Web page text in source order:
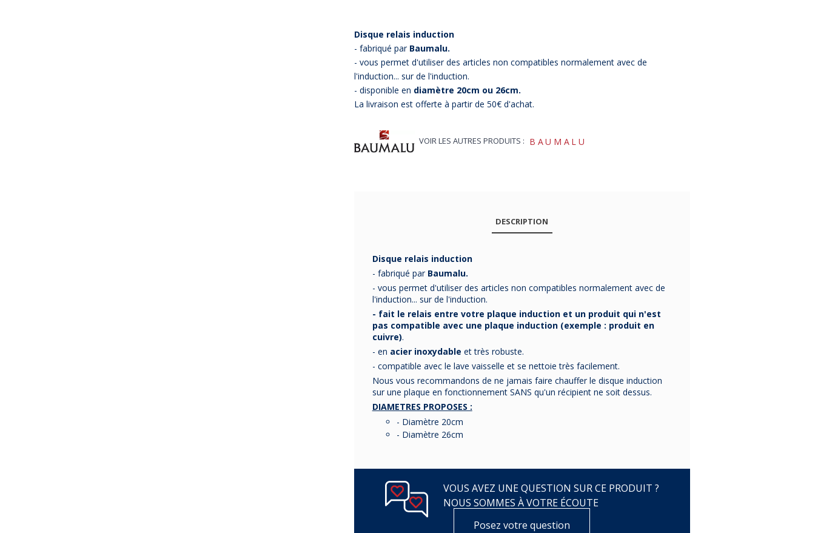
Disque relais induction
- fabriqué par Baumalu.
- vous permet d'utiliser des articles non compatibles normalement avec de
l'induction... sur de l'induction.
- disponible en diamètre 20cm ou 26cm.
La livraison est offerte à partir de 50€ d'achat.
VOIR LES AUTRES PRODUITS : BAUMALU
DESCRIPTION
Disque relais induction
- fabriqué par Baumalu.
- vous permet d'utiliser des articles non compatibles normalement avec de
l'induction... sur de l'induction.
- fait le relais entre votre plaque induction et un produit qui n'est
pas compatible avec une plaque induction (exemple : produit en
cuivre).
- en acier inoxydable et très robuste.
- compatible avec le lave vaisselle et se nettoie très facilement.
Nous vous recommandons de ne jamais faire chauffer le disque induction
sur une plaque en fonctionnement SANS qu'un récipient ne soit dessus.
DIAMETRES PROPOSES :
- Diamètre 20cm
- Diamètre 26cm
VOUS AVEZ UNE QUESTION SUR CE PRODUIT ?
NOUS SOMMES À VOTRE ÉCOUTE
Posez votre question